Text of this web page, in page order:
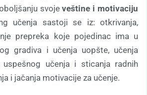
svojeveštine i motivaciju
učenja sastoji se iz: otkrivanja,
prepreka koje pojedinac ima u
gradiva i učenja uopšte, učenja
učenja i sticanja radnih
i jačanja motivacije za učenje.